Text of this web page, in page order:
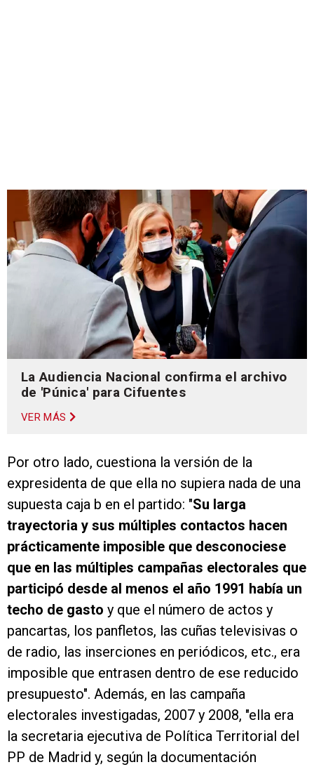
La Audiencia Nacional confirma el archivo
de 'Púnica' para Cifuentes
VER MÁS
Por otro lado, cuestiona la versión de la
expresidenta de que ella no supiera nada de una
supuesta caja b en el partido: "Su larga
trayectoria y sus múltiples contactos hacen
prácticamente imposible que desconociese
que en las múltiples campañas electorales que
participó desde al menos el año 1991 había un
techo de gasto y que el número de actos y
pancartas, los panfletos, las cuñas televisivas o
de radio, las inserciones en periódicos, etc., era
imposible que entrasen dentro de ese reducido
presupuesto". Además, en las campaña
electorales investigadas, 2007 y 2008, "ella era
la secretaria ejecutiva de Política Territorial del
PP de Madrid y, según la documentación